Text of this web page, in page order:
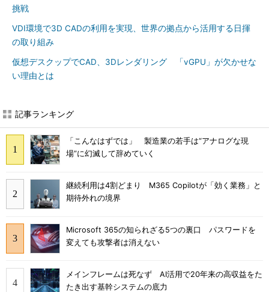
挑戦
VDI環境で3D CADの利用を実現、世界の拠点から活用する日揮
の取り組み
仮想デスクップでCAD、3Dレンダリング 「vGPU」が欠かせな
い理由とは
記事ランキング
「こんなはずでは」 製造業の若手は“アナログな現
場”に幻滅して辞めていく
継続利用は4割どまり M365 Copilotが「効く業務」と
期待外れの境界
Microsoft 365の知られざる5つの裏口 パスワードを
変えても攻撃者は消えない
メインフレームは死なず AI活用で20年来の高収益をた
たき出す基幹システムの底力